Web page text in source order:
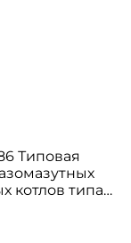
Типовая
котлов типа